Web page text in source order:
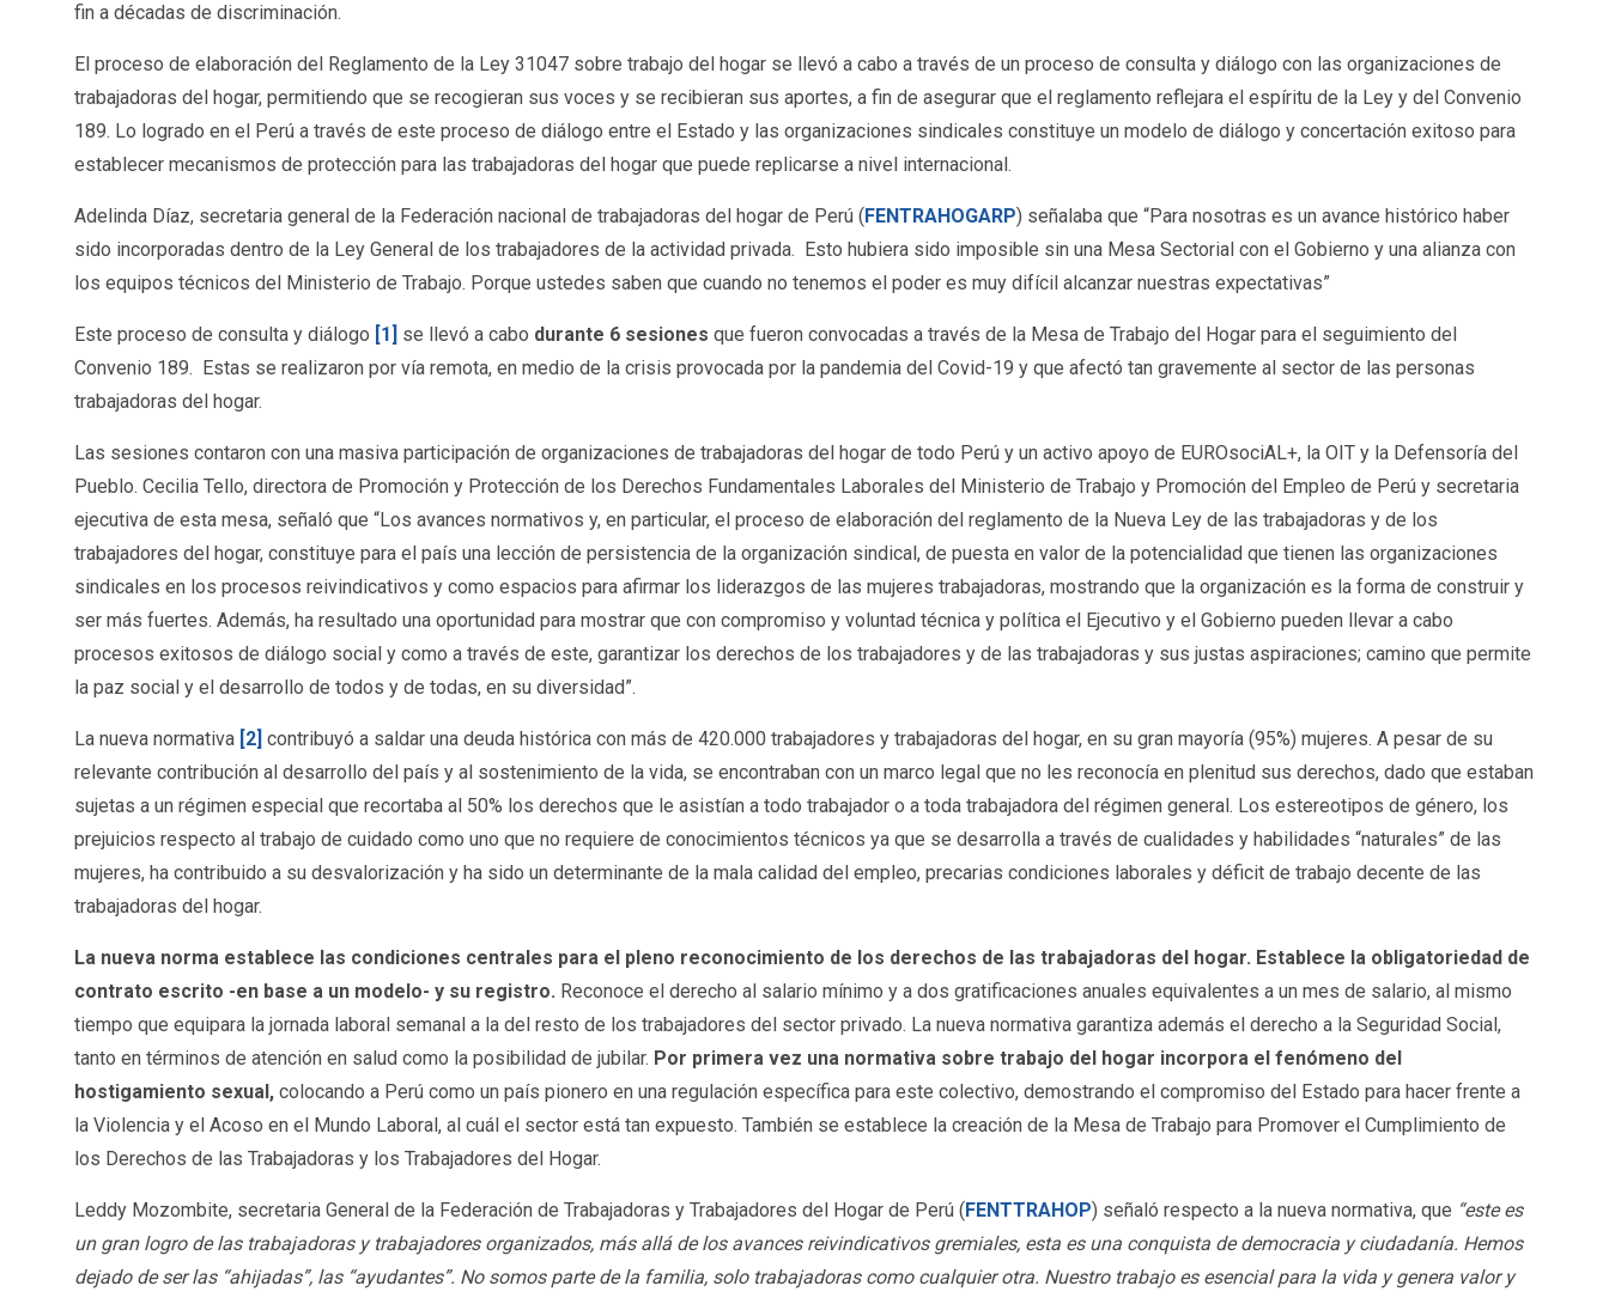
fin a décadas de discriminación.
El proceso de elaboración del Reglamento de la Ley 31047 sobre trabajo del hogar se llevó a cabo a través de un proceso de consulta y diálogo con las organizaciones de
trabajadoras del hogar, permitiendo que se recogieran sus voces y se recibieran sus aportes, a fin de asegurar que el reglamento reflejara el espíritu de la Ley y del Convenio
189. Lo logrado en el Perú a través de este proceso de diálogo entre el Estado y las organizaciones sindicales constituye un modelo de diálogo y concertación exitoso para
establecer mecanismos de protección para las trabajadoras del hogar que puede replicarse a nivel internacional.
Adelinda Díaz, secretaria general de la Federación nacional de trabajadoras del hogar de Perú ( FENTRAHOGARP) señalaba que “Para nosotras es un avance histórico haber
sido incorporadas dentro de la Ley General de los trabajadores de la actividad privada. Esto hubiera sido imposible sin una Mesa Sectorial con el Gobierno y una alianza con
los equipos técnicos del Ministerio de Trabajo. Porque ustedes saben que cuando no tenemos el poder es muy difícil alcanzar nuestras expectativas”
Este proceso de consulta y diálogo [1] se llevó a cabo durante 6 sesiones que fueron convocadas a través de la Mesa de Trabajo del Hogar para el seguimiento del
Convenio 189. Estas se realizaron por vía remota, en medio de la crisis provocada por la pandemia del Covid-19 y que afectó tan gravemente al sector de las personas
trabajadoras del hogar.
Las sesiones contaron con una masiva participación de organizaciones de trabajadoras del hogar de todo Perú y un activo apoyo de EUROsociAL+, la OIT y la Defensoría del
Pueblo. Cecilia Tello, directora de Promoción y Protección de los Derechos Fundamentales Laborales del Ministerio de Trabajo y Promoción del Empleo de Perú y secretaria
ejecutiva de esta mesa, señaló que “Los avances normativos y, en particular, el proceso de elaboración del reglamento de la Nueva Ley de las trabajadoras y de los
trabajadores del hogar, constituye para el país una lección de persistencia de la organización sindical, de puesta en valor de la potencialidad que tienen las organizaciones
sindicales en los procesos reivindicativos y como espacios para afirmar los liderazgos de las mujeres trabajadoras, mostrando que la organización es la forma de construir y
ser más fuertes. Además, ha resultado una oportunidad para mostrar que con compromiso y voluntad técnica y política el Ejecutivo y el Gobierno pueden llevar a cabo
procesos exitosos de diálogo social y como a través de este, garantizar los derechos de los trabajadores y de las trabajadoras y sus justas aspiraciones; camino que permite
la paz social y el desarrollo de todos y de todas, en su diversidad”.
La nueva normativa [2] contribuyó a saldar una deuda histórica con más de 420.000 trabajadores y trabajadoras del hogar, en su gran mayoría (95%) mujeres. A pesar de su
relevante contribución al desarrollo del país y al sostenimiento de la vida, se encontraban con un marco legal que no les reconocía en plenitud sus derechos, dado que estaban
sujetas a un régimen especial que recortaba al 50% los derechos que le asistían a todo trabajador o a toda trabajadora del régimen general. Los estereotipos de género, los
prejuicios respecto al trabajo de cuidado como uno que no requiere de conocimientos técnicos ya que se desarrolla a través de cualidades y habilidades “naturales” de las
mujeres, ha contribuido a su desvalorización y ha sido un determinante de la mala calidad del empleo, precarias condiciones laborales y déficit de trabajo decente de las
trabajadoras del hogar.
La nueva norma establece las condiciones centrales para el pleno reconocimiento de los derechos de las trabajadoras del hogar. Establece la obligatoriedad de
contrato escrito -en base a un modelo- y su registro. Reconoce el derecho al salario mínimo y a dos gratificaciones anuales equivalentes a un mes de salario, al mismo
tiempo que equipara la jornada laboral semanal a la del resto de los trabajadores del sector privado. La nueva normativa garantiza además el derecho a la Seguridad Social,
tanto en términos de atención en salud como la posibilidad de jubilar. Por primera vez una normativa sobre trabajo del hogar incorpora el fenómeno del
hostigamiento sexual, colocando a Perú como un país pionero en una regulación específica para este colectivo, demostrando el compromiso del Estado para hacer frente a
la Violencia y el Acoso en el Mundo Laboral, al cuál el sector está tan expuesto. También se establece la creación de la Mesa de Trabajo para Promover el Cumplimiento de
los Derechos de las Trabajadoras y los Trabajadores del Hogar.
Leddy Mozombite, secretaria General de la Federación de Trabajadoras y Trabajadores del Hogar de Perú ( FENTTRAHOP) señaló respecto a la nueva normativa, que “este es
un gran logro de las trabajadoras y trabajadores organizados, más allá de los avances reivindicativos gremiales, esta es una conquista de democracia y ciudadanía. Hemos
dejado de ser las “ahijadas”, las “ayudantes”. No somos parte de la familia, solo trabajadoras como cualquier otra. Nuestro trabajo es esencial para la vida y genera valor y